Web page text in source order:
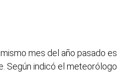
mes del año pasado es
Según indicó el meteorólogo